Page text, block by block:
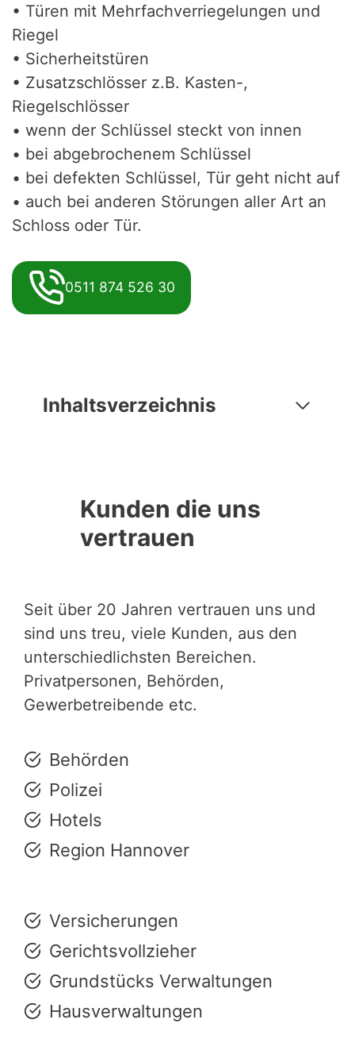
• Türen mit Mehrfachverriegelungen und
Riegel
• Sicherheitstüren
• Zusatzschlösser z.B. Kasten-,
Riegelschlösser
• wenn der Schlüssel steckt von innen
• bei abgebrochenem Schlüssel
• bei defekten Schlüssel, Tür geht nicht auf
• auch bei anderen Störungen aller Art an
Schloss oder Tür.
0511 874 526 30
Inhaltsverzeichnis
Kunden die uns
vertrauen
Seit über 20 Jahren vertrauen uns und
sind uns treu, viele Kunden, aus den
unterschiedlichsten Bereichen.
Privatpersonen, Behörden,
Gewerbetreibende etc.
Behörden
Polizei
Hotels
Region Hannover
Versicherungen
Gerichtsvollzieher
Grundstücks Verwaltungen
Hausverwaltungen